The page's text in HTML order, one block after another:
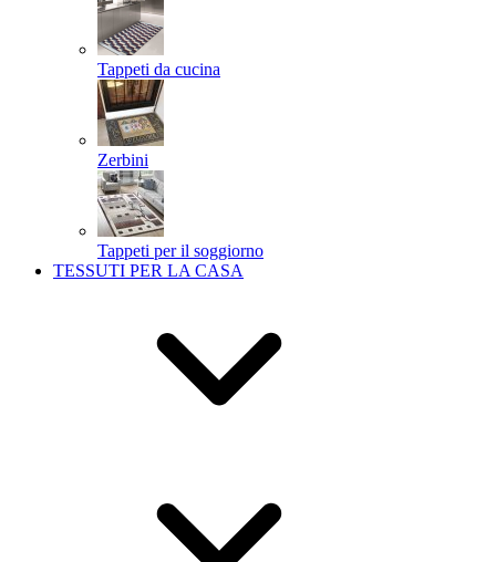
Tappeti da cucina
Zerbini
Tappeti per il soggiorno
TESSUTI PER LA CASA